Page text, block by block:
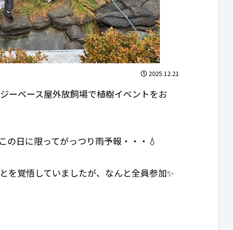
2025.12.21
ーベース屋外放飼場で植樹イベントをお
の日に限ってがっつり雨予報・・・💧
を覚悟していましたが、なんと全員参加✨